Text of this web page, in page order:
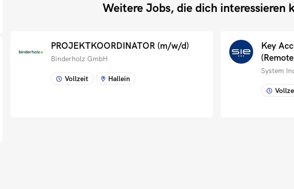
Weitere Jobs, die dich interessieren
PROJEKTKOORDINATOR (m/w/d)
Binderholz GmbH
Vollzeit Hallein
Key
System